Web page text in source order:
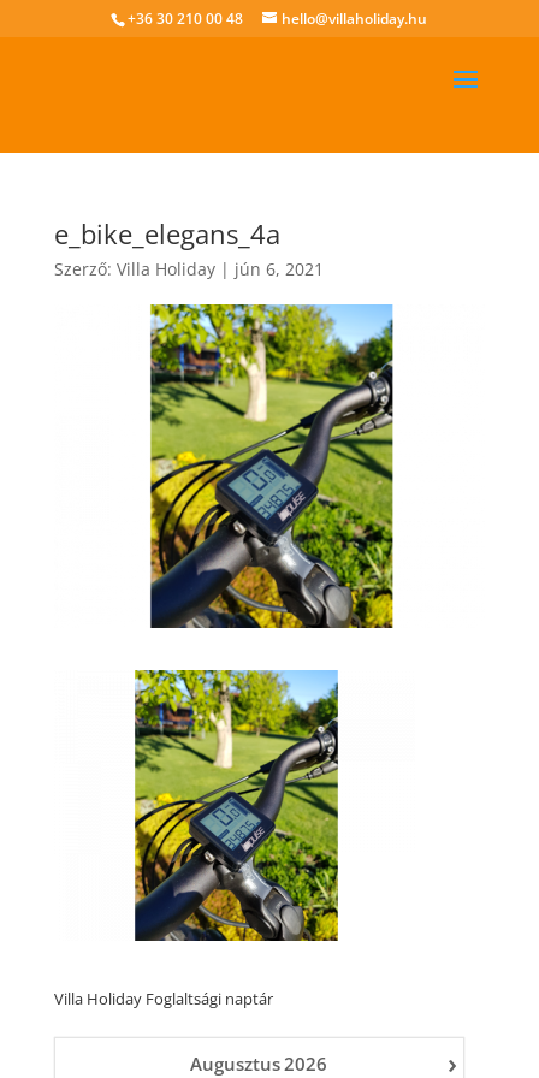
+36 30 210 00 48 hello@villaholiday.hu
e_bike_elegans_4a
Szerző: Villa Holiday| jún 6, 2021
Villa Holiday Foglaltsági naptár
›
Augusztus2026